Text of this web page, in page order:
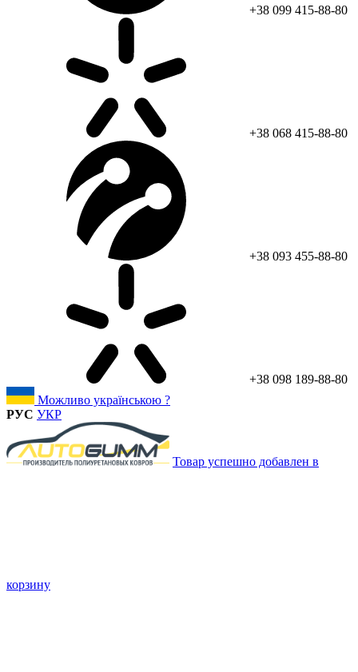
+38 099 415-88-80
+38 068 415-88-80
+38 093 455-88-80
+38 098 189-88-80
Можливо українською ?
РУС УКР
Товар успешно добавлен в
корзину